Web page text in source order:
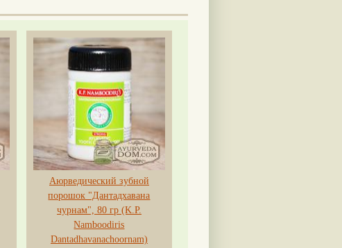
Аюрведический зубной
порошок "Дантадхавана
чурнам", 80 гр (K.P.
Namboodiris
Dantadhavanachoornam)